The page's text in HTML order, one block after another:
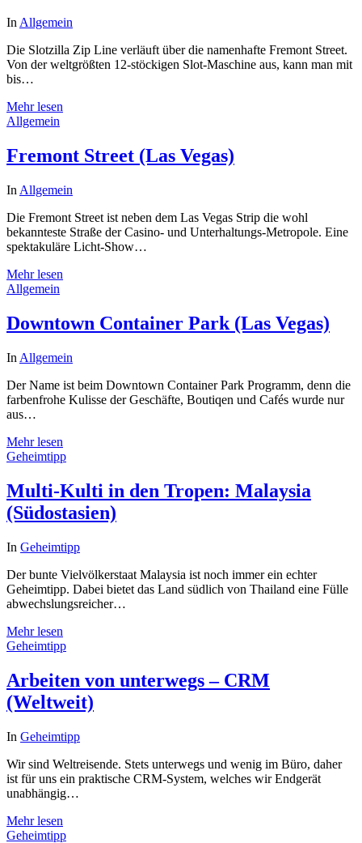
In Allgemein
Die Slotzilla Zip Line verläuft über die namenhafte Fremont Street.
Von der weltgrößten 12-stöckigen Slot-Maschine aus, kann man mit
bis…
Mehr lesen
Allgemein
Fremont Street (Las Vegas)
In Allgemein
Die Fremont Street ist neben dem Las Vegas Strip die wohl
bekannteste Straße der Casino- und Unterhaltungs-Metropole. Eine
spektakuläre Licht-Show…
Mehr lesen
Allgemein
Downtown Container Park (Las Vegas)
In Allgemein
Der Name ist beim Downtown Container Park Programm, denn die
farbenfrohe Kulisse der Geschäfte, Boutiqen und Cafés wurde nur
aus…
Mehr lesen
Geheimtipp
Multi-Kulti in den Tropen: Malaysia
(Südostasien)
In Geheimtipp
Der bunte Vielvölkerstaat Malaysia ist noch immer ein echter
Geheimtipp. Dabei bietet das Land südlich von Thailand eine Fülle
abwechslungsreicher…
Mehr lesen
Geheimtipp
Arbeiten von unterwegs – CRM
(Weltweit)
In Geheimtipp
Wir sind Weltreisende. Stets unterwegs und wenig im Büro, daher
ist für uns ein praktische CRM-System, welches wir Endgerät
unabhängig…
Mehr lesen
Geheimtipp